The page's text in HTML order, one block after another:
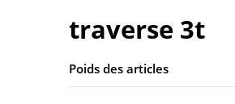
traverse 3t
Poids des articles